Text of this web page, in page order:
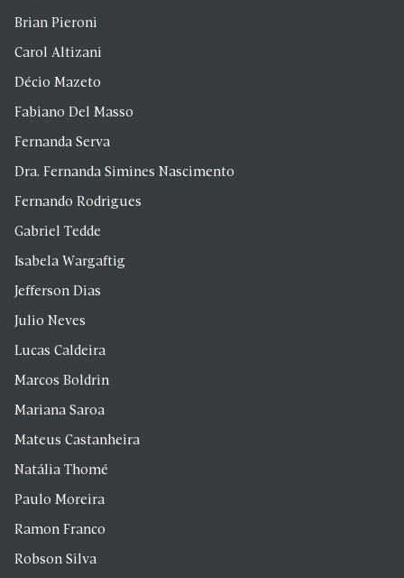
Brian Pieroni
Carol Altizani
Décio Mazeto
Fabiano Del Masso
Fernanda Serva
Dra. Fernanda Simines Nascimento
Fernando Rodrigues
Gabriel Tedde
Isabela Wargaftig
Jefferson Dias
Julio Neves
Lucas Caldeira
Marcos Boldrin
Mariana Saroa
Mateus Castanheira
Natália Thomé
Paulo Moreira
Ramon Franco
Robson Silva